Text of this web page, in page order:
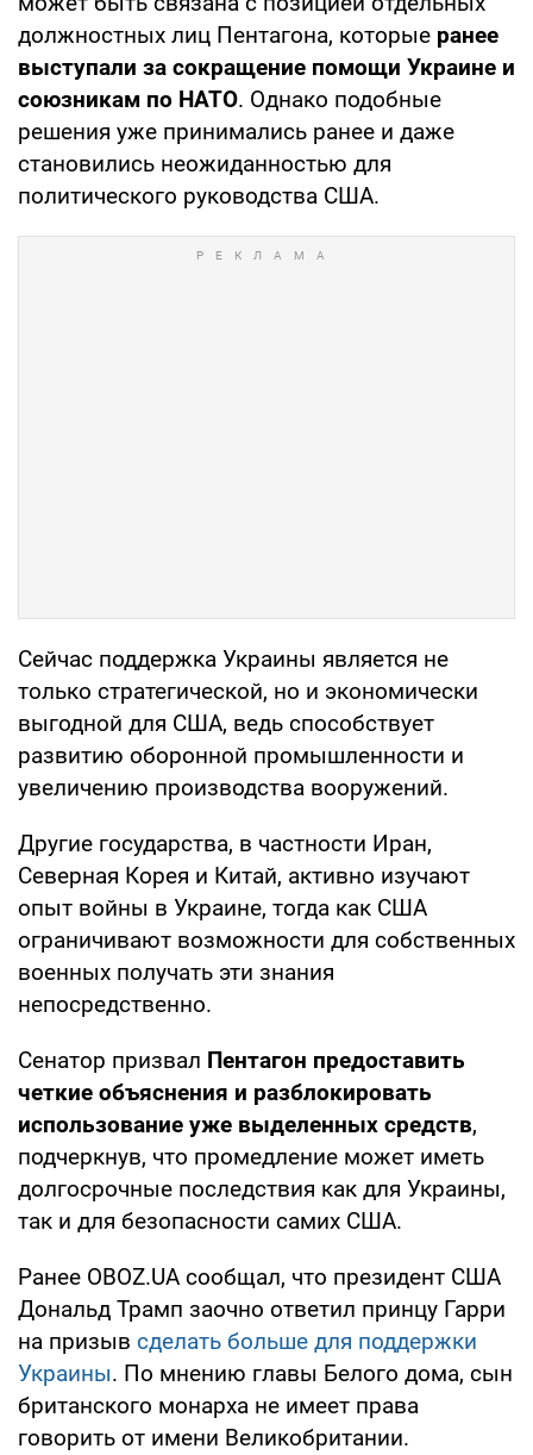
должностных лиц Пентагона, которые ранее
выступали за сокращение помощи Украине и
союзникам по НАТО. Однако подобные
решения уже принимались ранее и даже
становились неожиданностью для
политического руководства США.
Сейчас поддержка Украины является не
только стратегической, но и экономически
выгодной для США, ведь способствует
развитию оборонной промышленности и
увеличению производства вооружений.
Другие государства, в частности Иран,
Северная Корея и Китай, активно изучают
опыт войны в Украине, тогда как США
ограничивают возможности для собственных
военных получать эти знания
непосредственно.
Сенатор призвал Пентагон предоставить
четкие объяснения и разблокировать
использование уже выделенных средств,
подчеркнув, что промедление может иметь
долгосрочные последствия как для Украины,
так и для безопасности самих США.
Ранее OBOZ.UA сообщал, что президент США
Дональд Трамп заочно ответил принцу Гарри
на призыв сделать больше для поддержки
Украины. По мнению главы Белого дома, сын
британского монарха не имеет права
говорить от имени Великобритании.